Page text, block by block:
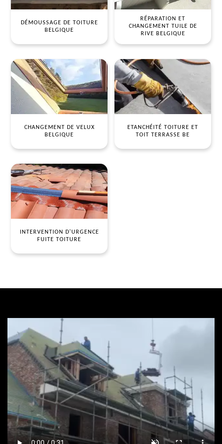
DÉMOUSSAGE DE TOITURE
BELGIQUE
RÉPARATION ET
CHANGEMENT TUILE DE
RIVE BELGIQUE
CHANGEMENT DE VELUX
BELGIQUE
ETANCHÉITÉ TOITURE ET
TOIT TERRASSE BE
INTERVENTION D'URGENCE
FUITE TOITURE